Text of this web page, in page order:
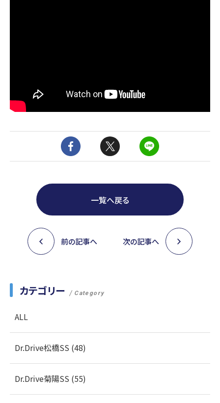
一覧へ戻る
前の記事へ 次の記事へ
カテゴリー Category
ALL
Dr.Drive松橋SS (48)
Dr.Drive菊陽SS (55)